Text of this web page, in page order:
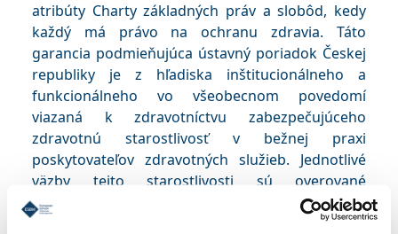
atribúty Charty základných práv a slobôd, kedy
každý má právo na ochranu zdravia. Táto
garancia podmieňujúca ústavný poriadok Českej
republiky je z hľadiska inštitucionálneho a
funkcionálneho vo všeobecnom povedomí
viazaná k zdravotníctvu zabezpečujúceho
zdravotnú starostlivosť v bežnej praxi
poskytovateľov zdravotných služieb. Jednotlivé
väzby tejto starostlivosti sú overované
každodennou činnosťou zdravotníkov v
nastavenom systéme prednemocničnej a